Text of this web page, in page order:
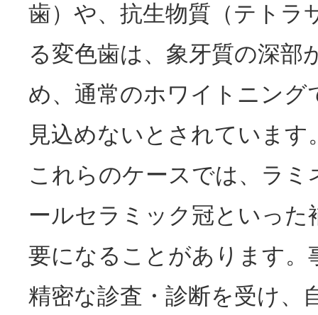
歯）や、抗生物質（テトラ
る変色歯は、象牙質の深部
め、通常のホワイトニング
見込めないとされています
これらのケースでは、ラ
ールセラミック冠といった
要になることがあります。
精密な診査・診断を受け、